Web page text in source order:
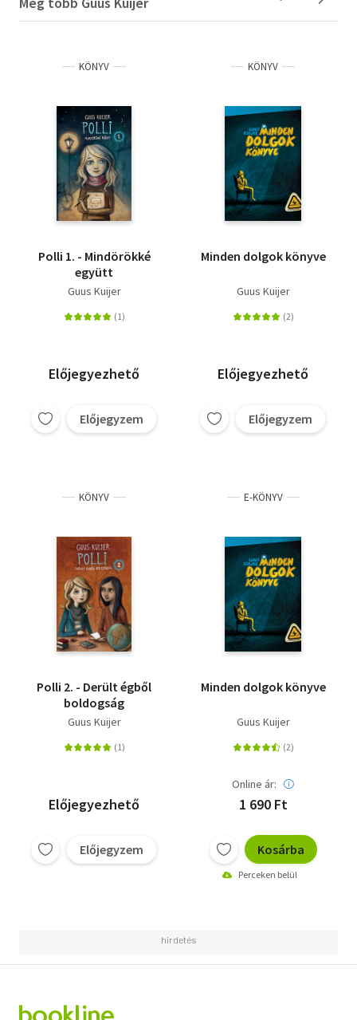
KÖNYV
Polli 1. - Mindörökké
együtt
Guus Kuijer
Előjegyezhető
Előjegyzem
KÖNYV
Minden dolgok könyve
Guus Kuijer
Előjegyezhető
Előjegyzem
KÖNYV
Polli 2. - Derült égből
boldogság
Guus Kuijer
Előjegyezhető
Előjegyzem
E-KÖNYV
Minden dolgok könyve
Guus Kuijer
Online ár:
1 690 Ft
Kosárba
Perceken belül